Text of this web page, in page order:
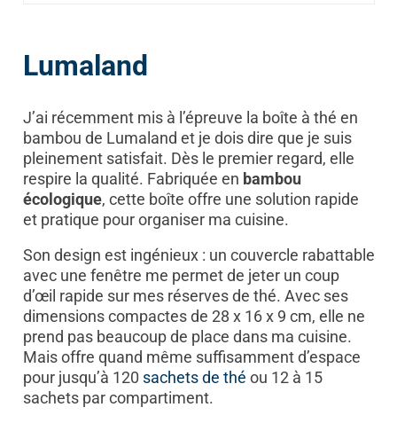
Lumaland
J’ai récemment mis à l’épreuve la boîte à thé en
bambou de Lumaland et je dois dire que je suis
pleinement satisfait. Dès le premier regard, elle
respire la qualité. Fabriquée en bambou
écologique, cette boîte offre une solution rapide
et pratique pour organiser ma cuisine.
Son design est ingénieux : un couvercle rabattable
avec une fenêtre me permet de jeter un coup
d’œil rapide sur mes réserves de thé. Avec ses
dimensions compactes de 28 x 16 x 9 cm, elle ne
prend pas beaucoup de place dans ma cuisine.
Mais offre quand même suffisamment d’espace
pour jusqu’à 120 sachets de thé ou 12 à 15
sachets par compartiment.